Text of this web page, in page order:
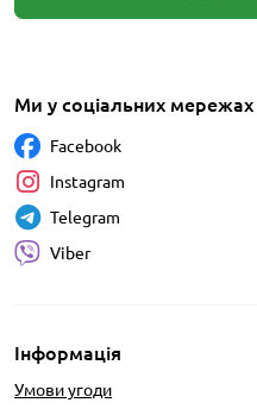
Інформація
Умови угоди
Ми у соціальних мережах
Facebook
Instagram
Telegram
Viber